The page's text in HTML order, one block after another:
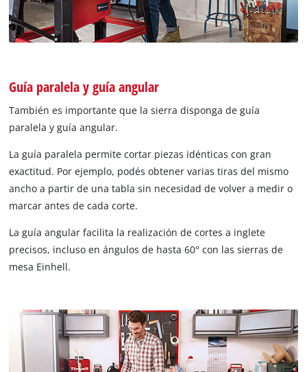
Guía paralela y guía angular
También es importante que la sierra disponga de guía
paralela y guía angular.
La guía paralela permite cortar piezas idénticas con gran
exactitud. Por ejemplo, podés obtener varias tiras del mismo
ancho a partir de una tabla sin necesidad de volver a medir o
marcar antes de cada corte.
La guía angular facilita la realización de cortes a inglete
precisos, incluso en ángulos de hasta 60° con las sierras de
mesa Einhell.